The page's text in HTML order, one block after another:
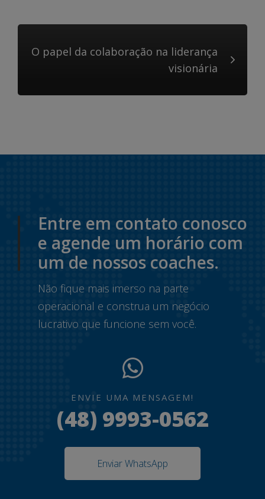
O papel da colaboração na liderança
visionária
Entre em contato conosco
e agende um horário com
um de nossos coaches.
Não fique mais imerso na parte
operacional e construa um negócio
lucrativo que funcione sem você.
ENVIE UMA MENSAGEM!
(48) 9993-0562
Enviar WhatsApp